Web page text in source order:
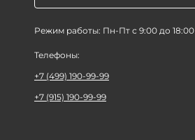
Режим работы: Пн-Пт с 9:00 до 18:00
Телефоны:
+7 (499) 190-99-99
+7 (915) 190-99-99